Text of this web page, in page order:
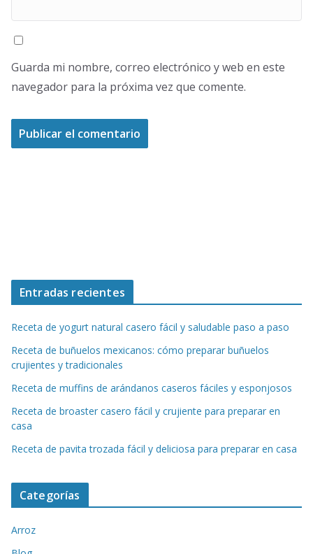
Guarda mi nombre, correo electrónico y web en este
navegador para la próxima vez que comente.
Entradas recientes
Receta de yogurt natural casero fácil y saludable paso a paso
Receta de buñuelos mexicanos: cómo preparar buñuelos
crujientes y tradicionales
Receta de muffins de arándanos caseros fáciles y esponjosos
Receta de broaster casero fácil y crujiente para preparar en
casa
Receta de pavita trozada fácil y deliciosa para preparar en casa
Categorías
Arroz